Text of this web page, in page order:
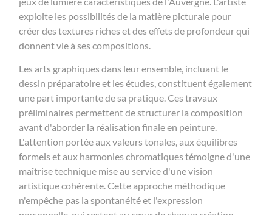
exploite les possibilités de la matière picturale pour
créer des textures riches et des effets de profondeur qui
donnent vie à ses compositions.
Les arts graphiques dans leur ensemble, incluant le
dessin préparatoire et les études, constituent également
une part importante de sa pratique. Ces travaux
préliminaires permettent de structurer la composition
avant d'aborder la réalisation finale en peinture.
L'attention portée aux valeurs tonales, aux équilibres
formels et aux harmonies chromatiques témoigne d'une
maîtrise technique mise au service d'une vision
artistique cohérente. Cette approche méthodique
n'empêche pas la spontanéité et l'expression